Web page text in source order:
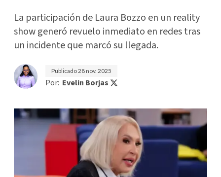
La participación de Laura Bozzo en un reality
show generó revuelo inmediato en redes tras
un incidente que marcó su llegada.
Publicado28 nov. 2025
Por: Evelin Borjas